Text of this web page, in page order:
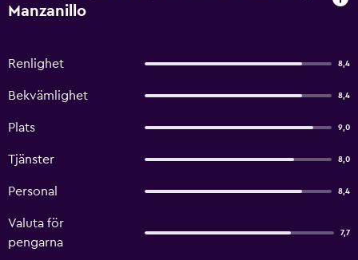
Manzanillo
Renlighet 8,4
Bekvämlighet 8,4
Plats 9,0
Tjänster 8,0
Personal 8,4
Valuta för
pengarna
7,7